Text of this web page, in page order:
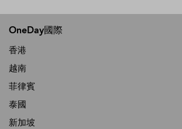
OneDay國際
香港
越南
菲律賓
泰國
新加坡